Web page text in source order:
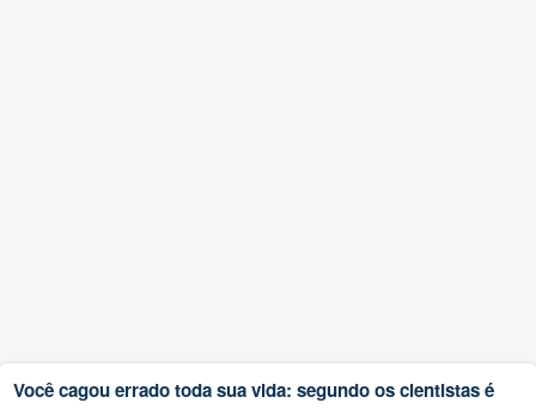
Você cagou errado toda sua vida: segundo os cientistas é